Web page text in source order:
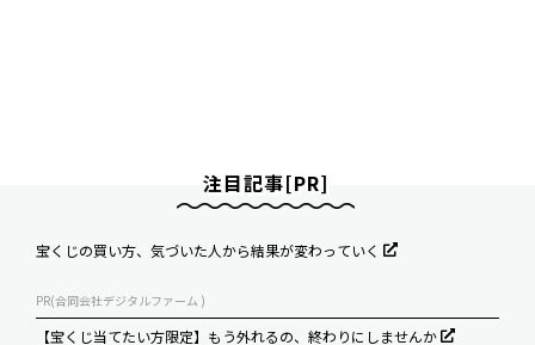
注目記事[PR]
宝くじの買い方、気づいた人から結果が変わっていく
PR(合同会社デジタルファーム )
【宝くじ当てたい方限定】もう外れるの、終わりにしませんか